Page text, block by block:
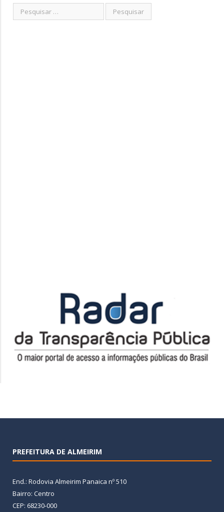
PREFEITURA DE ALMEIRIM
End.: Rodovia Almeirim Panaica nº 510
Bairro: Centro
CEP: 68230-000